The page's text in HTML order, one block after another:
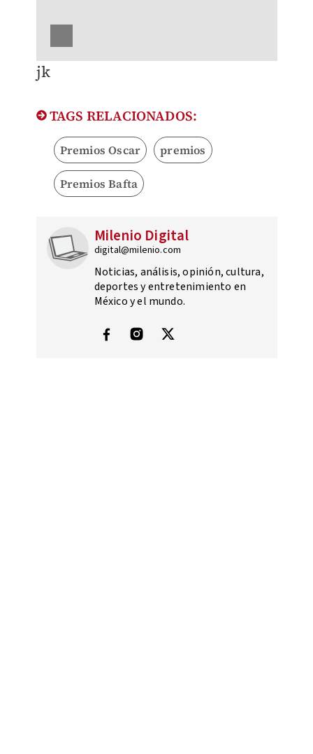
jk
TAGS RELACIONADOS:
Premios Oscar premios
Premios Bafta
Milenio Digital
digital@milenio.com
Noticias, análisis, opinión, cultura,
deportes y entretenimiento en
México y el mundo.